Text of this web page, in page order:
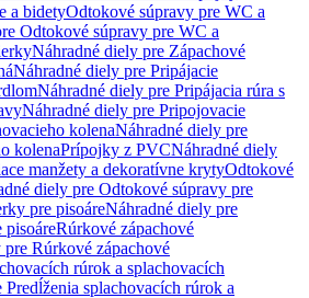
a bidetyOdtokové súpravy pre WC a
Odtokové súpravy pre WC a
Náhradné diely pre Zápachové
Náhradné diely pre Pripájacie
Náhradné diely pre Pripájacia rúra s
Náhradné diely pre Pripojovacie
kolenaNáhradné diely pre
kolenaPrípojky z PVCNáhradné diely
manžety a dekoratívne krytyOdtokové
diely pre Odtokové súpravy pre
pre pisoáreNáhradné diely pre
pisoáreRúrkové zápachové
Rúrkové zápachové
rúrok a splachovacích
splachovacích rúrok a